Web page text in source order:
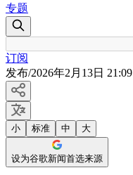
专题
订阅
发布/2026年2月13日 21:09
小 标准 中 大
设为谷歌新闻首选来源